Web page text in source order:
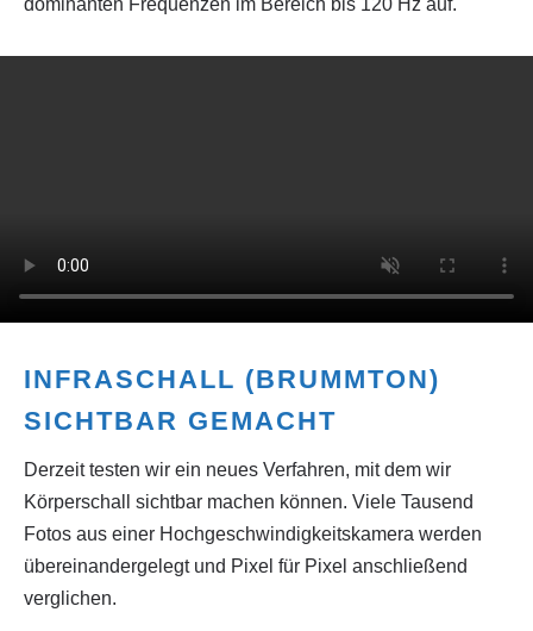
dominanten Frequenzen im Bereich bis 120 Hz auf.
INFRASCHALL (BRUMMTON)
SICHTBAR GEMACHT
Derzeit testen wir ein neues Verfahren, mit dem wir
Körperschall sichtbar machen können. Viele Tausend
Fotos aus einer Hochgeschwindigkeitskamera werden
übereinandergelegt und Pixel für Pixel anschließend
verglichen.